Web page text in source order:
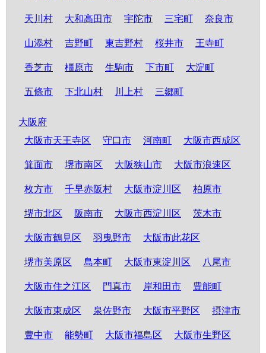
天川村 大和高田市 宇陀市 三宅町 奈良市
山添村 吉野町 東吉野村 桜井市 王寺町
香芝市 橿原市 生駒市 下市町 大淀町
五條市 下北山村 川上村 三郷町
大阪府
大阪市天王寺区
守口市 河南町 大阪市西成区
箕面市 堺市南区 大阪狭山市 大阪市浪速区
枚方市 千早赤阪村 大阪市淀川区 柏原市
堺市北区 阪南市 大阪市西淀川区 茨木市
大阪市鶴見区 羽曳野市 大阪市此花区
堺市美原区 島本町 大阪市東淀川区 八尾市
大阪市住之江区 門真市 岸和田市 豊能町
大阪市東成区 泉佐野市 大阪市平野区 摂津市
豊中市 能勢町 大阪市福島区 大阪市生野区